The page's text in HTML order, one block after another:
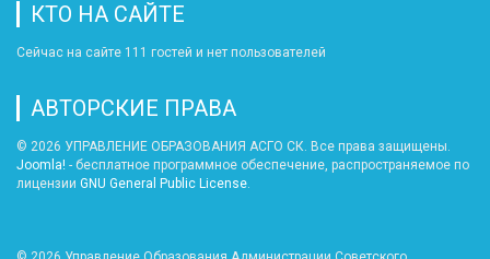
КТО НА САЙТЕ
Сейчас на сайте 111 гостей и нет пользователей
АВТОРСКИЕ ПРАВА
© 2026 УПРАВЛЕНИЕ ОБРАЗОВАНИЯ АСГО СК. Все права защищены.
Joomla! - бесплатное программное обеспечение, распространяемое по
лицензии GNU General Public License.